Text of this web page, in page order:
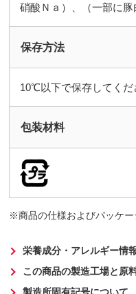
硝酸Ｎａ）、（一部に豚
保存方法
10℃以下で保存してくだ
包装材料
商品の仕様およびパッケ
栄養成分・アレルギー情
この商品の製造工場と原
製造所固有記号について